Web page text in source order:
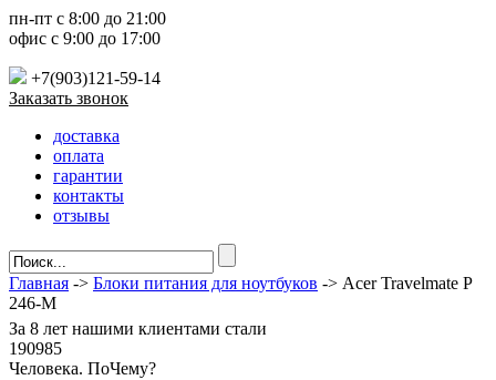
пн-пт с 8:00 до 21:00
офис с 9:00 до 17:00
+7(903)121-59-14
Заказать звонок
доставка
оплата
гарантии
контакты
отзывы
Главная -> Блоки питания для ноутбуков -> Acer Travelmate P
246-M
За 8 лет нашими клиентами стали
190985
Человека. ПоЧему?